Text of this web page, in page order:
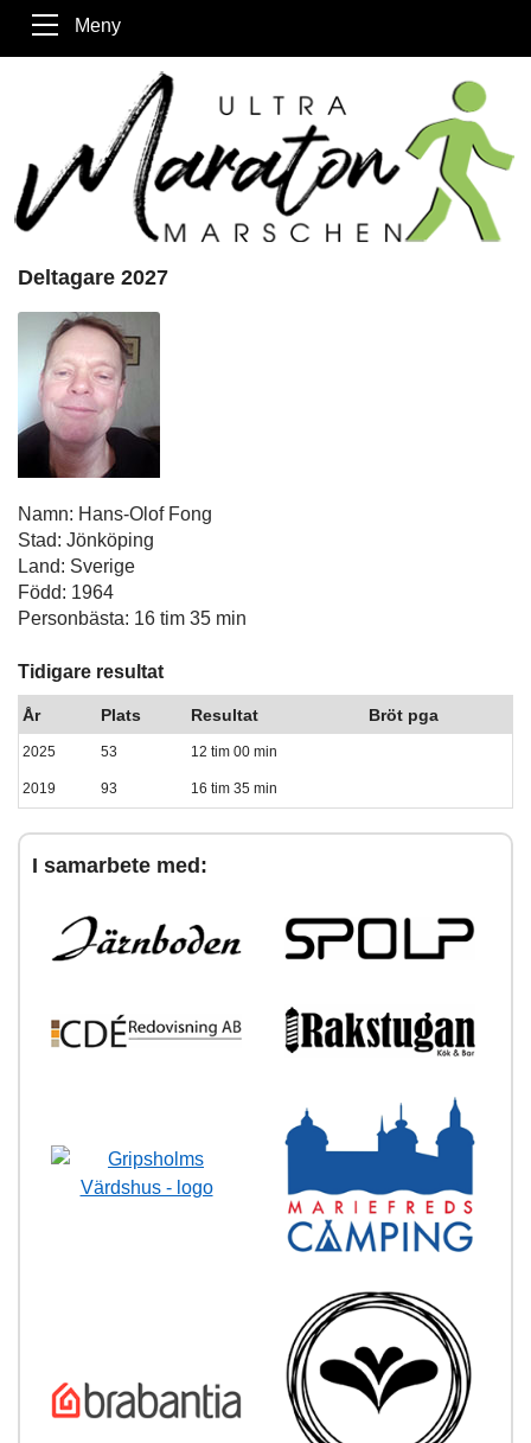
Meny
Deltagare 2027
Namn: Hans-Olof Fong
Stad: Jönköping
Land: Sverige
Född: 1964
Personbästa: 16 tim 35 min
Tidigare resultat
År Plats Resultat Bröt pga
2025 53 12 tim 00 min
2019 93 16 tim 35 min
I samarbete med: